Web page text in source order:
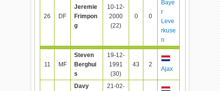
26 DF
Jeremie
Frimpon
g
10-12-
2000
(22)
0 0
Baye
r
Leve
rkuse
n
11 MF
Steven
Berghui
s
19-12-
1991
(30)
43 2
Ajax
Davy
21-02-